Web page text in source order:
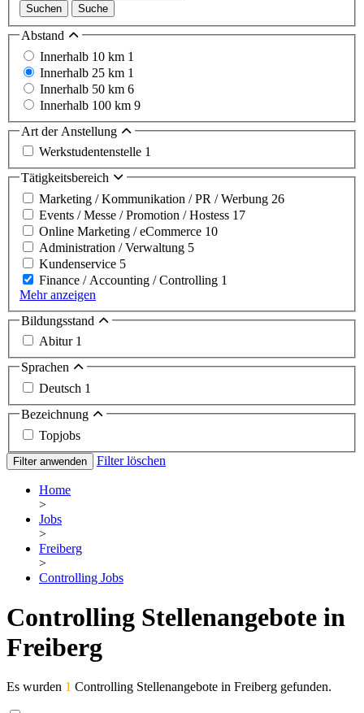
Suchen Suche
Abstand
Innerhalb 10 km 1
Innerhalb 25 km 1
Innerhalb 50 km 6
Innerhalb 100 km 9
Art der Anstellung
Werkstudentenstelle 1
Tätigkeitsbereich
Marketing / Kommunikation / PR / Werbung 26
Events / Messe / Promotion / Hostess 17
Online Marketing / eCommerce 10
Administration / Verwaltung 5
Kundenservice 5
Finance / Accounting / Controlling 1
Mehr anzeigen
Bildungsstand
Abitur 1
Sprachen
Deutsch 1
Bezeichnung
Topjobs
Filter anwenden Filter löschen
Home
>
Jobs
>
Freiberg
>
Controlling Jobs
Controlling Stellenangebote in
Freiberg
Es wurden 1 Controlling Stellenangebote in Freiberg gefunden.